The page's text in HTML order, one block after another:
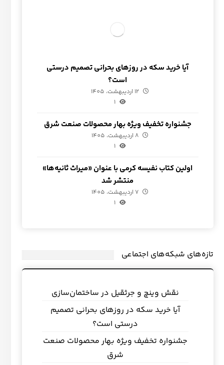
آیا خرید سکه در روزهای بحرانی تصمیم درستی
است؟
12 اردیبهشت، 1405
1
جشنواره تخفیف ویژه بهار محصولات صنعت شرق
8 اردیبهشت، 1405
1
اولین کتاب نفیسه کرمی با عنوان «میراث ثانیه‌ها»
منتشر شد
7 اردیبهشت، 1405
1
تازه‌های شبکه‌های اجتماعی
نقش وینچ و جرثقیل در ساختمان‌سازی
آیا خرید سکه در روزهای بحرانی تصمیم
درستی است؟
جشنواره تخفیف ویژه بهار محصولات صنعت
شرق